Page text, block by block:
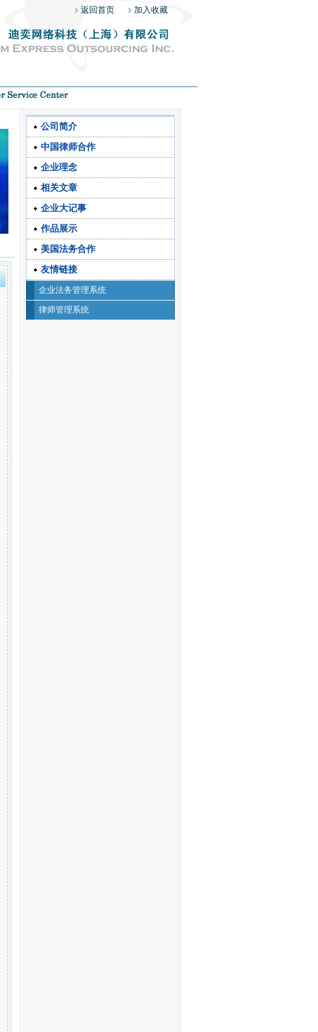
返回首页 加入收藏
公司简介
中国律师合作
企业理念
相关文章
企业大记事
作品展示
美国法务合作
友情链接
企业法务管理系统
律师管理系统